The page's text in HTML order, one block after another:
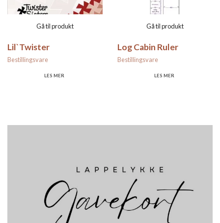
Gå til produkt
Lil`Twister
Bestillingsvare
LES MER
Gå til produkt
Log Cabin Ruler
Bestillingsvare
LES MER